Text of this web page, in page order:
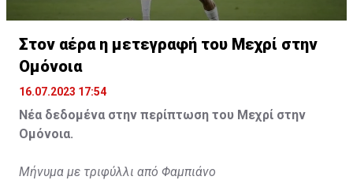
Στον αέρα η μετεγραφή του Μεχρί στην
Ομόνοια
16.07.2023 17:54
Νέα δεδομένα στην περίπτωση του Μεχρί στην
Ομόνοια.
Μήνυμα με τριφύλλι από Φαμπιάνο